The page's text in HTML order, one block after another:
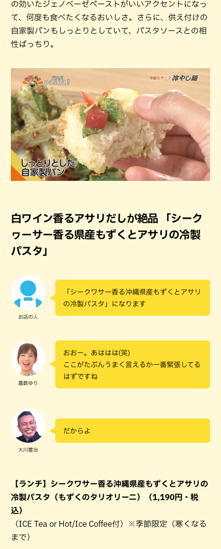
の効いたジェノベーゼペーストがいいアクセントになっ
て、何度も食べたくなるおいしさ。さらに、供え付けの
自家製パンもしっとりとしていて、パスタソースとの相
性ばっちり。
白ワイン香るアサリだしが絶品 「シーク
ヮーサー香る県産もずくとアサリの冷製
パスタ」
お店の人
「シークワサー香る沖縄県産もずくとアサリ
の冷製パスタ」になります
嘉数ゆり
おおー。あははは(笑)
ここがたぶんうまく言えるか一番緊張してる
はずですね
大川豊治
だからよ
【ランチ】シークワサー香る沖縄県産もずくとアサリの
冷製パスタ（もずくのタリオリーニ）（1,190円・税
込）
（ICE Tea or Hot/Ice Coffee付）※季節限定（寒くなる
まで）